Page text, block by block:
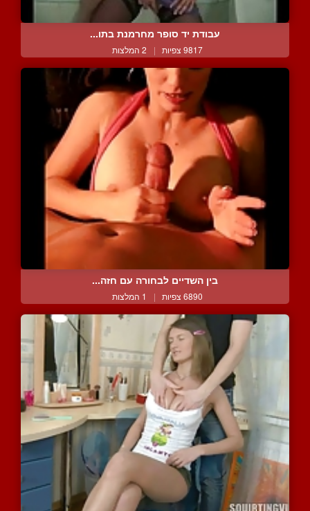
עבודת יד סופר מחרמנת בתו...
9817 צפיות | 2 המלצות
בין השדיים לבחורה עם חזה...
6890 צפיות | 1 המלצות